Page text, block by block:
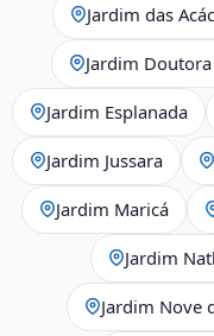
Jardim das
Jardim
Jardim Esplanada
Jardim Jussara
Jardim Maricá
Jardim
Jardim Nove